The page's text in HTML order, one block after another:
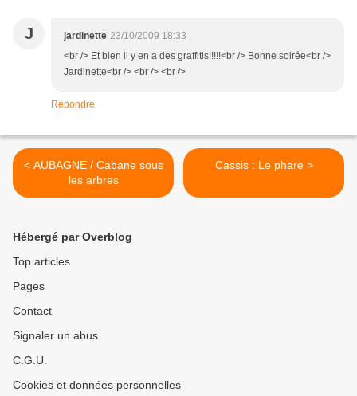
J jardinette 23/10/2009 18:33
<br /> Et bien il y en a des graffitis!!!!!<br /> Bonne soirée<br />
Jardinette<br /> <br /> <br />
Répondre
< AUBAGNE / Cabane sous
les arbres
Cassis : Le phare >
Hébergé par Overblog
Top articles
Pages
Contact
Signaler un abus
C.G.U.
Cookies et données personnelles